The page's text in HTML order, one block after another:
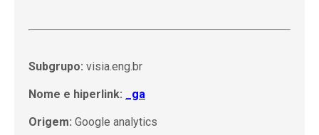
Subgrupo: visia.eng.br
Nome e hiperlink: _ga
Origem: Google analytics